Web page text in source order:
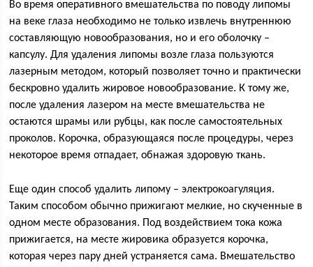
Во время оперативного вмешательства по поводу липомы
на веке глаза необходимо не только извлечь внутреннюю
составляющую новообразования, но и его оболочку –
капсулу. Для удаления липомы возле глаза пользуются
лазерным методом, который позволяет точно и практически
бескровно удалить жировое новообразование. К тому же,
после удаления лазером на месте вмешательства не
остаются шрамы или рубцы, как после самостоятельных
проколов. Корочка, образующаяся после процедуры, через
некоторое время отпадает, обнажая здоровую ткань.
Еще один способ удалить липому – электрокоагуляция.
Таким способом обычно прижигают мелкие, но скученные в
одном месте образования. Под воздействием тока кожа
прижигается, на месте жировика образуется корочка,
которая через пару дней устраняется сама. Вмешательство